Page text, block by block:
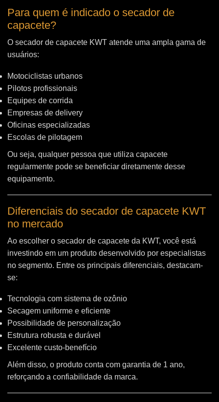
Para quem é indicado o secador de
capacete?
O secador de capacete KWT atende uma ampla gama de
usuários:
Motociclistas urbanos
Pilotos profissionais
Equipes de corrida
Empresas de delivery
Oficinas especializadas
Escolas de pilotagem
Ou seja, qualquer pessoa que utiliza capacete
regularmente pode se beneficiar diretamente desse
equipamento.
Diferenciais do secador de capacete KWT
no mercado
Ao escolher o secador de capacete da KWT, você está
investindo em um produto desenvolvido por especialistas
no segmento. Entre os principais diferenciais, destacam-
se:
Tecnologia com sistema de ozônio
Secagem uniforme e eficiente
Possibilidade de personalização
Estrutura robusta e durável
Excelente custo-benefício
Além disso, o produto conta com garantia de 1 ano,
reforçando a confiabilidade da marca.